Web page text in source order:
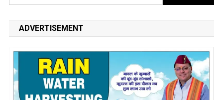
for:
ADVERTISEMENT